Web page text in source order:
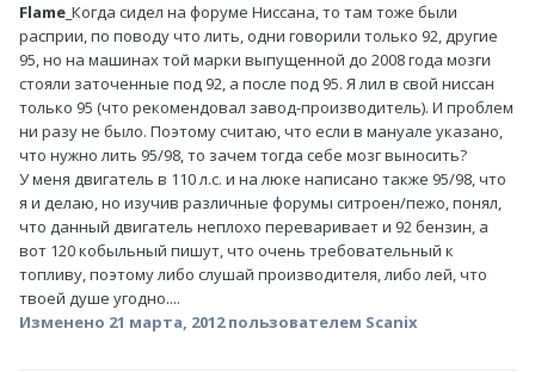
Flame_ Когда сидел на форуме Ниссана, то там тоже были
расприи, по поводу что лить, одни говорили только 92, другие
95, но на машинах той марки выпущенной до 2008 года мозги
стояли заточенные под 92, а после под 95. Я лил в свой ниссан
только 95 (что рекомендовал завод-производитель). И проблем
ни разу не было. Поэтому считаю, что если в мануале указано,
что нужно лить 95/98, то зачем тогда себе мозг выносить?
У меня двигатель в 110 л.с. и на люке написано также 95/98, что
я и делаю, но изучив различные форумы ситроен/пежо, понял,
что данный двигатель неплохо переваривает и 92 бензин, а
вот 120 кобыльный пишут, что очень требовательный к
топливу, поэтому либо слушай производителя, либо лей, что
твоей душе угодно....
Изменено 21 марта, 2012пользователем Scanix